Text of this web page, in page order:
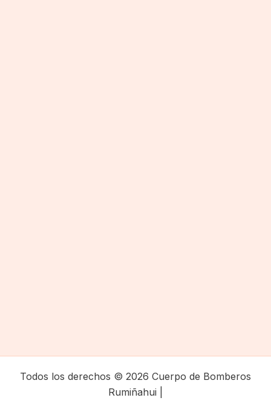
Todos los derechos © 2026 Cuerpo de Bomberos
Rumiñahui |